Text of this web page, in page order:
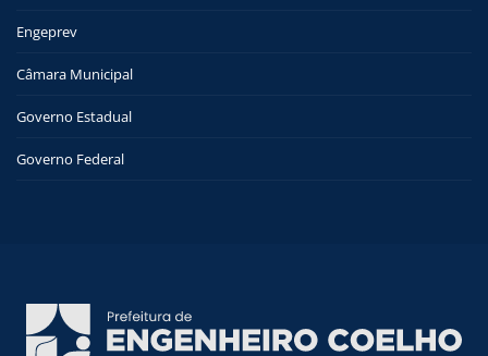
Engeprev
Câmara Municipal
Governo Estadual
Governo Federal